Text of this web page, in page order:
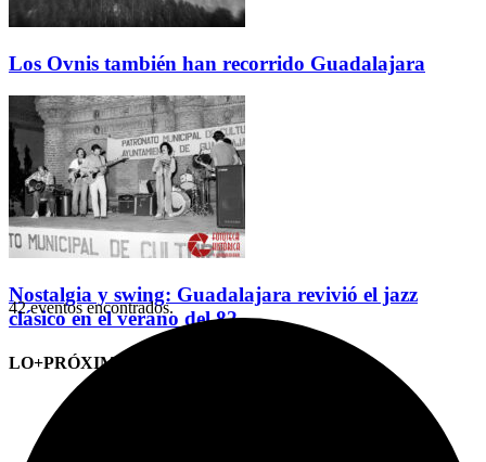
Los Ovnis también han recorrido Guadalajara
Nostalgia y swing: Guadalajara revivió el jazz
clásico en el verano del 82
LO+PRÓXIMO (CITAS)
42 eventos encontrados.